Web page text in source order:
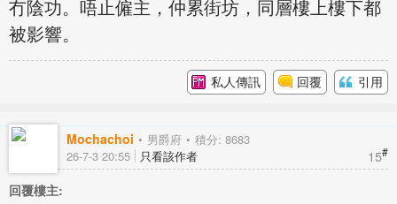
冇陰功。唔止僱主，仲累街坊，同層樓上樓下都
被影響。
私人傳訊 回覆 引用
Mochachoi 男爵府 積分: 8683
15#
26-7-3 20:55 只看該作者
回覆樓主: